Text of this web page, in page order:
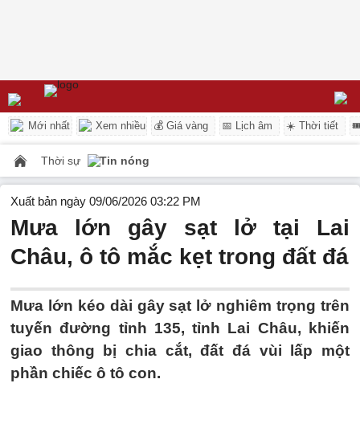
Mới nhất Xem nhiều 💰 Giá vàng 📅 Lịch âm ☀️ Thời tiết
Thời sự Tin nóng
Xuất bản ngày 09/06/2026 03:22 PM
Mưa lớn gây sạt lở tại Lai
Châu, ô tô mắc kẹt trong đất đá
Mưa lớn kéo dài gây sạt lở nghiêm trọng trên
tuyến đường tỉnh 135, tỉnh Lai Châu, khiến
giao thông bị chia cắt, đất đá vùi lấp một
phần chiếc ô tô con.